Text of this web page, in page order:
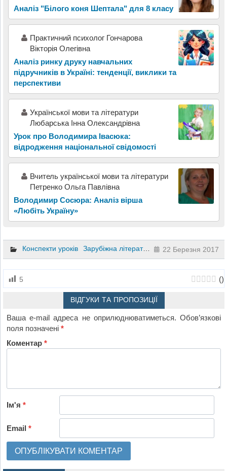
Аналіз "Білого коня Шептала" для 8 класу
Практичний психолог Гончарова
Вікторія Олегівна
Аналіз ринку друку навчальних
підручників в Україні: тенденції, виклики та
перспективи
Української мови та літератури
Любарська Інна Олександрівна
Урок про Володимира Івасюка:
відродження національної свідомості
Вчитель української мови та літератури
Петренко Ольга Павлівна
Володимир Сосюра: Аналіз вірша
«Любіть Україну»
Конспекти уроків Зарубіжна література 6 клас
22 Березня 2017
5 ()
ВІДГУКИ ТА ПРОПОЗИЦІЇ
Ваша e-mail адреса не оприлюднюватиметься. Обов’язкові
поля позначені*
Коментар*
Ім'я*
Email*